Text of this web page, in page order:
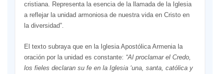
cristiana. Representa la esencia de la llamada de la Iglesia
a reflejar la unidad armoniosa de nuestra vida en Cristo en
la diversidad”.
El texto subraya que en la Iglesia Apostólica Armenia la
oración por la unidad es constante: “Al proclamar el Credo,
los fieles declaran su fe en la Iglesia ‘una, santa, católica y